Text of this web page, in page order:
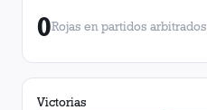
0Rojas en partidos arbitrados
Victorias